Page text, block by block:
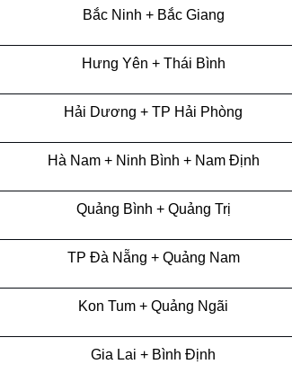
Bắc Ninh + Bắc Giang
Hưng Yên + Thái Bình
Hải Dương + TP Hải Phòng
Hà Nam + Ninh Bình + Nam Định
Quảng Bình + Quảng Trị
TP Đà Nẵng + Quảng Nam
Kon Tum + Quảng Ngãi
Gia Lai + Bình Định